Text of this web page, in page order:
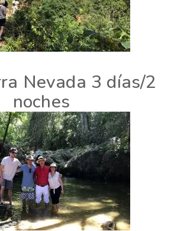
Nevada 3 días/2
noches